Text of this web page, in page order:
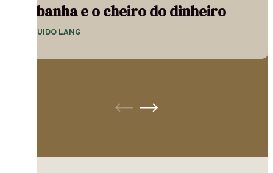
A banha e o cheiro do dinheiro
— GUIDO LANG